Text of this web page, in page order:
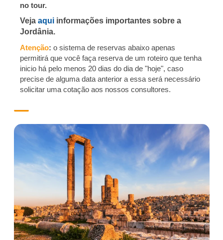
no tour.
Veja aqui informações importantes sobre a
Jordânia.
Atenção: o sistema de reservas abaixo apenas
permitirá que você faça reserva de um roteiro que tenha
inicio há pelo menos 20 dias do dia de "hoje", caso
precise de alguma data anterior a essa será necessário
solicitar uma cotação aos nossos consultores.
mara
hemit
Avaliações
US$10.000,00
Skip
end
gallery